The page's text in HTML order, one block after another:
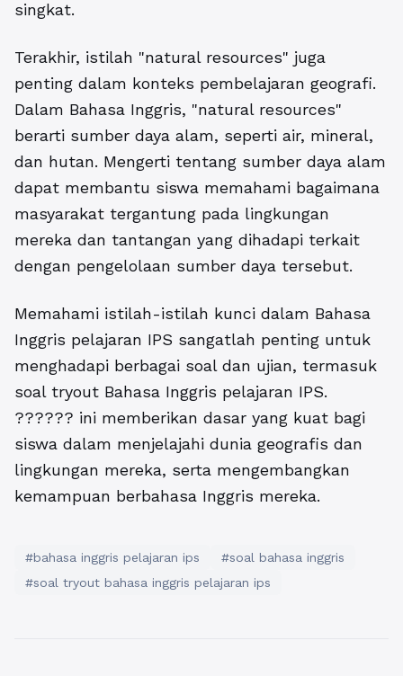
singkat.
Terakhir, istilah "natural resources" juga
penting dalam konteks pembelajaran geografi.
Dalam Bahasa Inggris, "natural resources"
berarti sumber daya alam, seperti air, mineral,
dan hutan. Mengerti tentang sumber daya alam
dapat membantu siswa memahami bagaimana
masyarakat tergantung pada lingkungan
mereka dan tantangan yang dihadapi terkait
dengan pengelolaan sumber daya tersebut.
Memahami istilah-istilah kunci dalam Bahasa
Inggris pelajaran IPS sangatlah penting untuk
menghadapi berbagai soal dan ujian, termasuk
soal tryout Bahasa Inggris pelajaran IPS.
?????? ini memberikan dasar yang kuat bagi
siswa dalam menjelajahi dunia geografis dan
lingkungan mereka, serta mengembangkan
kemampuan berbahasa Inggris mereka.
#bahasa inggris pelajaran ips
#soal bahasa inggris
#soal tryout bahasa inggris pelajaran ips